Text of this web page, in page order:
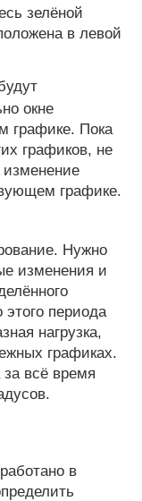
зелёной
в левой
окне
графике. Пока
графиков, не
изменение
графике.
Нужно
изменения и
периода
нагрузка,
графиках.
всё время
в